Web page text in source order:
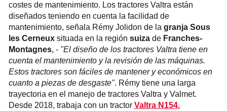
costes de mantenimiento. Los tractores Valtra están
diseñados teniendo en cuenta la facilidad de
mantenimiento, señala Rémy Jolidon de la granja Sous
les Cerneuxsituada en la región suiza de Franches-
Montagnes, -"El diseño de los tractores Valtra tiene en
cuenta el mantenimiento y la revisión de las máquinas.
Estos tractores son fáciles de mantener y económicos en
cuanto a piezas de desgaste". Rémy tiene una larga
trayectoria en el manejo de tractores Valtra y Valmet.
Desde 2018, trabaja con un tractor Valtra N154.